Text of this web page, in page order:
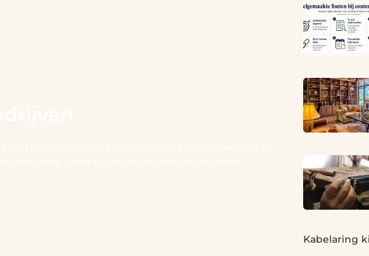
Kabelaring